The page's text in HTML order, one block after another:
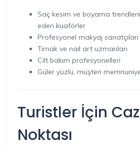
Saç kesim ve boyama
eden kuaförler
Profesyonel makyaj sanatçıları
Tırnak ve nail art uzmanları
Cilt bakım profesyonelleri
Güler yüzlü, müşteri
Turistler İçin
Noktası